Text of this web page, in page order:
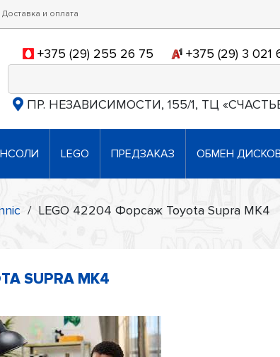
Доставка и оплата
+375 (29) 255 26 75 +375 (29) 3 021
ПР. НЕЗАВИСИМОСТИ, 155/1, ТЦ
LEGO ПРЕДЗАКАЗ ОБМЕН ДИСКОВ
/ LEGO 42204 Форсаж Toyota Supra MK4
SUPRA MK4